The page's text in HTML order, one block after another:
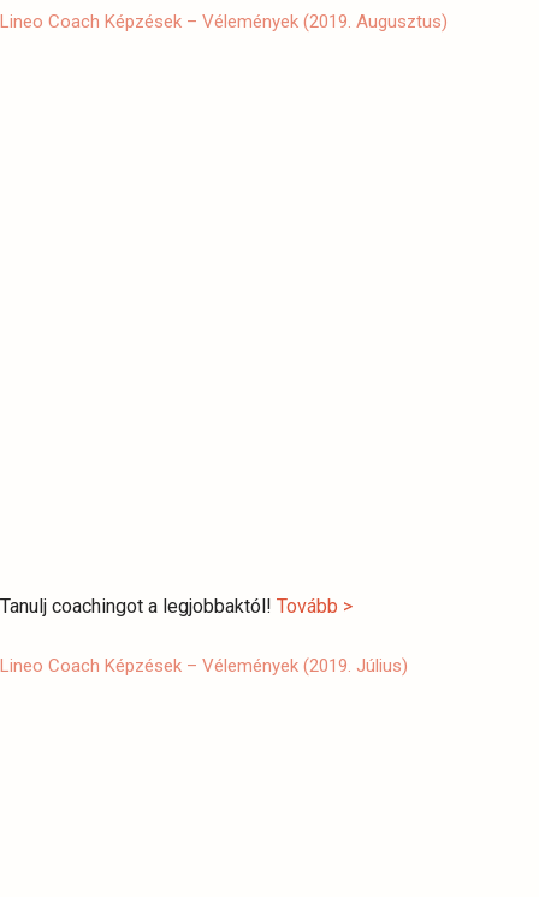
Lineo Coach Képzések – Vélemények (2019. Augusztus)
Tanulj coachingot a legjobbaktól! Tovább >
Lineo Coach Képzések – Vélemények (2019. Július)